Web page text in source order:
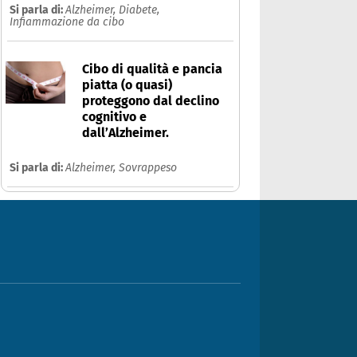
Si parla di:Alzheimer, Diabete,
Infiammazione da cibo
Cibo di qualità e pancia
piatta (o quasi)
proteggono dal declino
cognitivo e
dall’Alzheimer.
Si parla di:Alzheimer, Sovrappeso